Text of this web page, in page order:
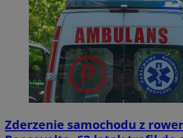
Zderzenie samochodu z